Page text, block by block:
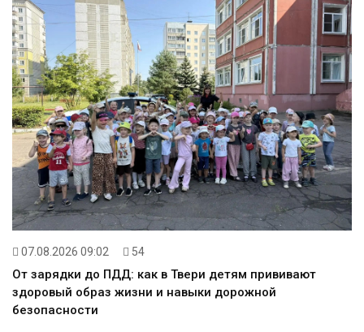
07.08.2026 09:02 54
От зарядки до ПДД: как в Твери детям прививают
здоровый образ жизни и навыки дорожной
безопасности